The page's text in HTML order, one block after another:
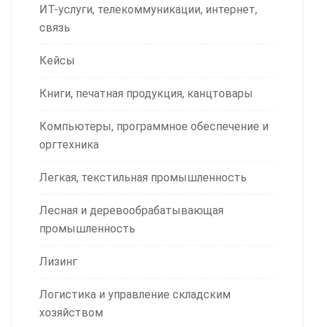
ИТ-услуги, телекоммуникации, интернет,
связь
Кейсы
Книги, печатная продукция, канцтовары
Компьютеры, программное обеспечение и
оргтехника
Легкая, текстильная промышленность
Лесная и деревообрабатывающая
промышленность
Лизинг
Логистика и управление складским
хозяйством